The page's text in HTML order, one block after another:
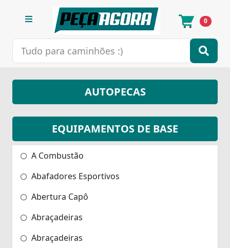
0
AUTOPECAS
EQUIPAMENTOS DE BASE
A Combustão
Abafadores Esportivos
Abertura Capô
Abraçadeiras
Abraçadeiras